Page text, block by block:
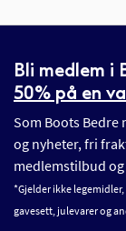
Bli medlem i
50% på en
Som Boots
og nyheter, fri
medlemstilbud og
*Gjelder ikke
gavesett, julevarer og